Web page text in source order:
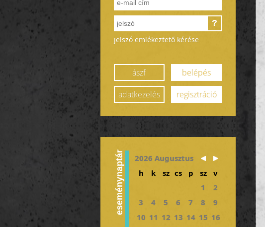
?
jelszó emlékeztető kérése
ászf
belépés
adatkezelés
regisztráció
eseménynaptár
2026 Augusztus
h
k sz cs p sz
v
1
2
3
4 5 6 7 8
9
10 11 12 13 14 15 16